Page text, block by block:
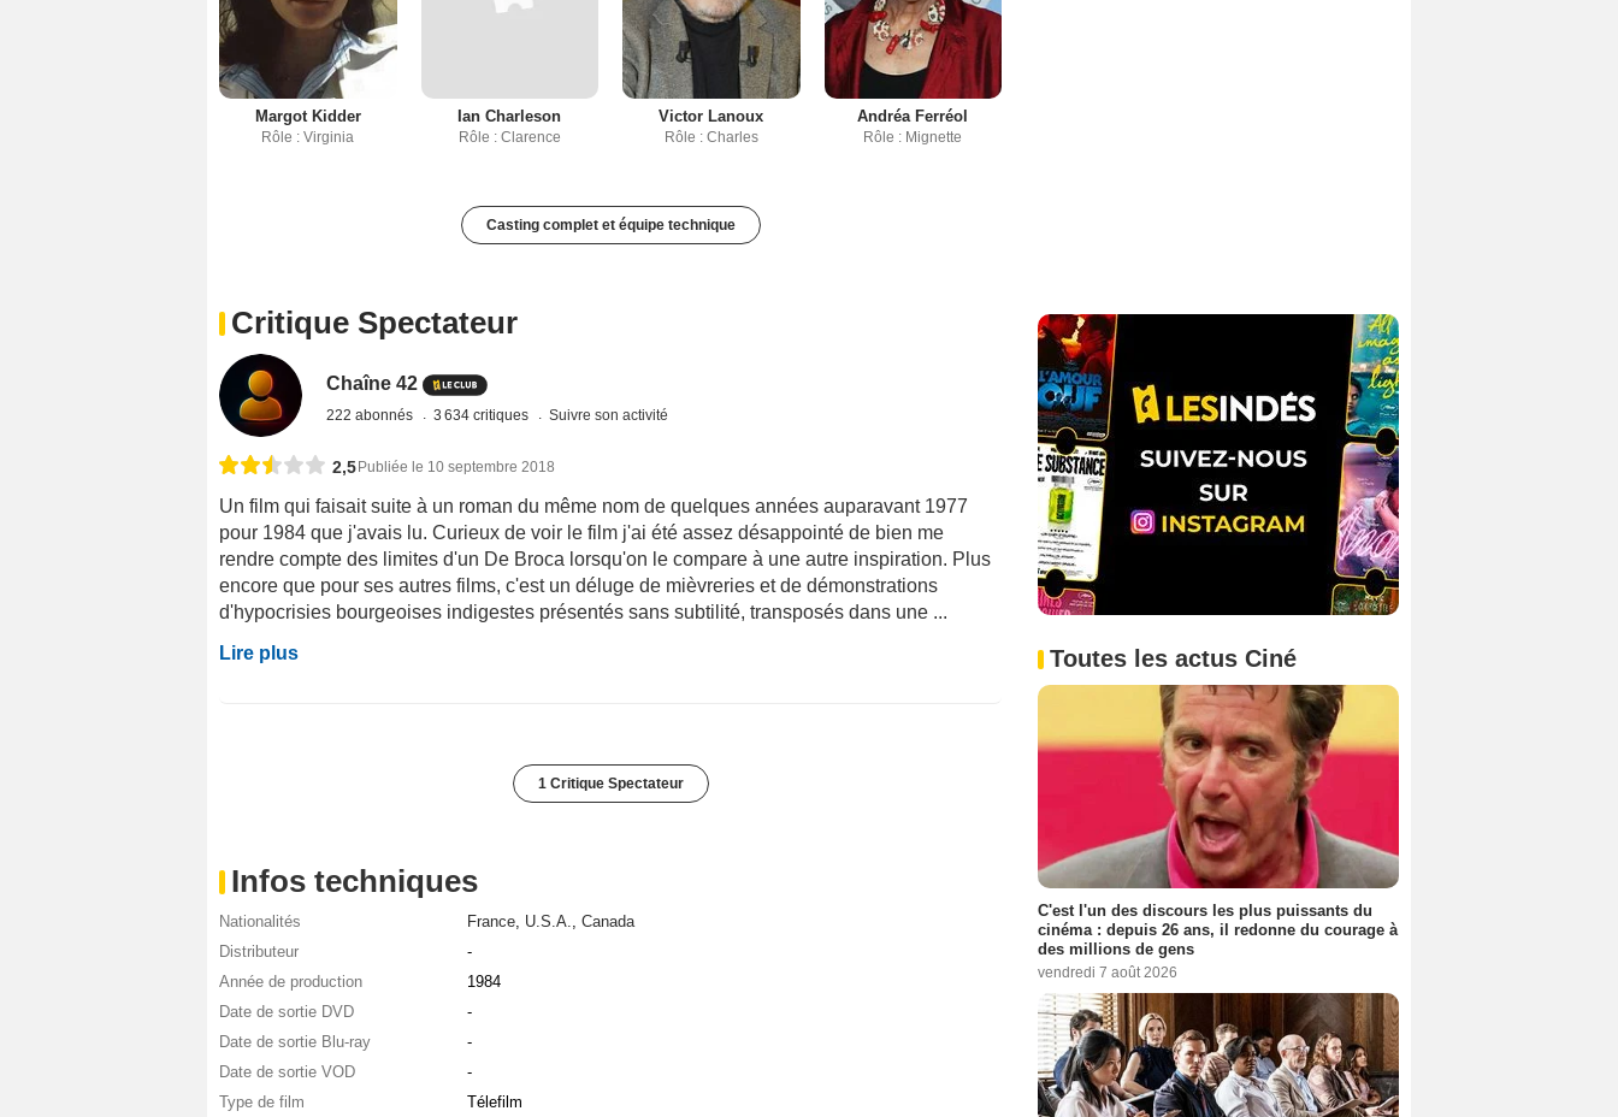
Margot Kidder
Rôle : Virginia
Ian Charleson
Rôle : Clarence
Victor Lanoux
Rôle : Charles
Andréa Ferréol
Rôle : Mignette
Casting complet et équipe technique
Critique Spectateur
Chaîne 42
222 abonnés 3 634 critiques Suivre son activité
2,5 Publiée le 10 septembre 2018
Un film qui faisait suite à un roman du même nom de quelques années auparavant 1977
pour 1984 que j'avais lu. Curieux de voir le film j'ai été assez désappointé de bien me
rendre compte des limites d'un De Broca lorsqu'on le compare à une autre inspiration. Plus
encore que pour ses autres films, c'est un déluge de mièvreries et de démonstrations
d'hypocrisies bourgeoises indigestes présentés sans subtilité, transposés dans une ...
Lire plus
1 Critique Spectateur
Infos techniques
Nationalités France, U.S.A., Canada
Distributeur
-
Année de production
1984
Date de sortie DVD
-
Date de sortie Blu-ray
-
Date de sortie VOD
-
Type de film
Télefilm
Toutes les actus Ciné
C'est l'un des discours les plus puissants du
cinéma : depuis 26 ans, il redonne du courage à
des millions de gens
vendredi 7 août 2026